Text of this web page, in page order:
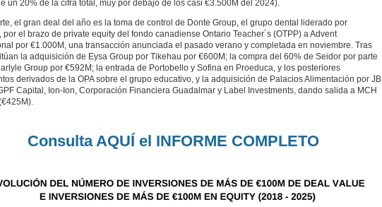
un 20% de la cifra total, muy por debajo de los casi €3.500M del 2024).
el gran deal del año es la toma de control de Donte Group, el grupo dental liderado por
por el brazo de private equity del fondo canadiense Ontario Teacher´s (OTPP) a Advent
por €1.000M, una transacción anunciada el pasado verano y completada en noviembre. Tras
la adquisición de Eysa Group por Tikehau por €600M; la compra del 60% de Seidor por parte
Group por €592M; la entrada de Portobello y Sofina en Proeduca, y los posteriores
derivados de la OPA sobre el grupo educativo, y la adquisición de Palacios Alimentación por JB
Capital, Ion-Ion, Corporación Financiera Guadalmar y Label Investments, dando salida a MCH
Consulta AQUÍ el INFORME COMPLETO